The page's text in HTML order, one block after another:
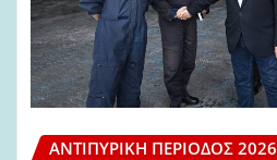
ΑΝΤΙΠΥΡΙΚΉ ΠΕΡΊΟΔΟΣ 2026